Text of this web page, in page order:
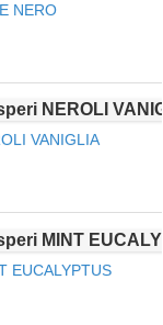
NERO
VANIGLIA
EUCALYPTUS